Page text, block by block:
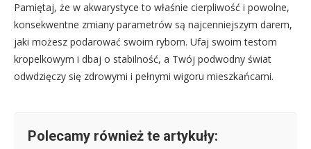
Pamiętaj, że w akwarystyce to właśnie cierpliwość i powolne,
konsekwentne zmiany parametrów są najcenniejszym darem,
jaki możesz podarować swoim rybom. Ufaj swoim testom
kropelkowym i dbaj o stabilność, a Twój podwodny świat
odwdzięczy się zdrowymi i pełnymi wigoru mieszkańcami.
Polecamy również te artykuły: